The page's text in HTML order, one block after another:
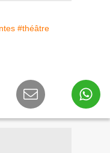
#théâtre